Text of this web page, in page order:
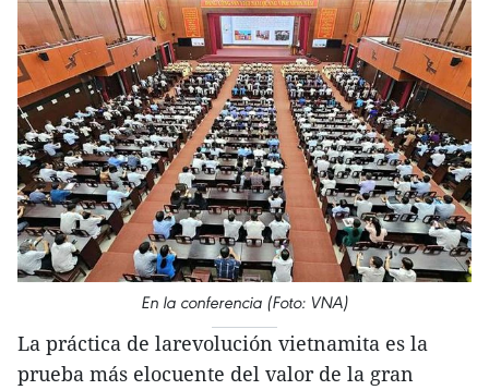
En la conferencia (Foto: VNA)
La práctica de larevolución vietnamita es la
prueba más elocuente del valor de la gran